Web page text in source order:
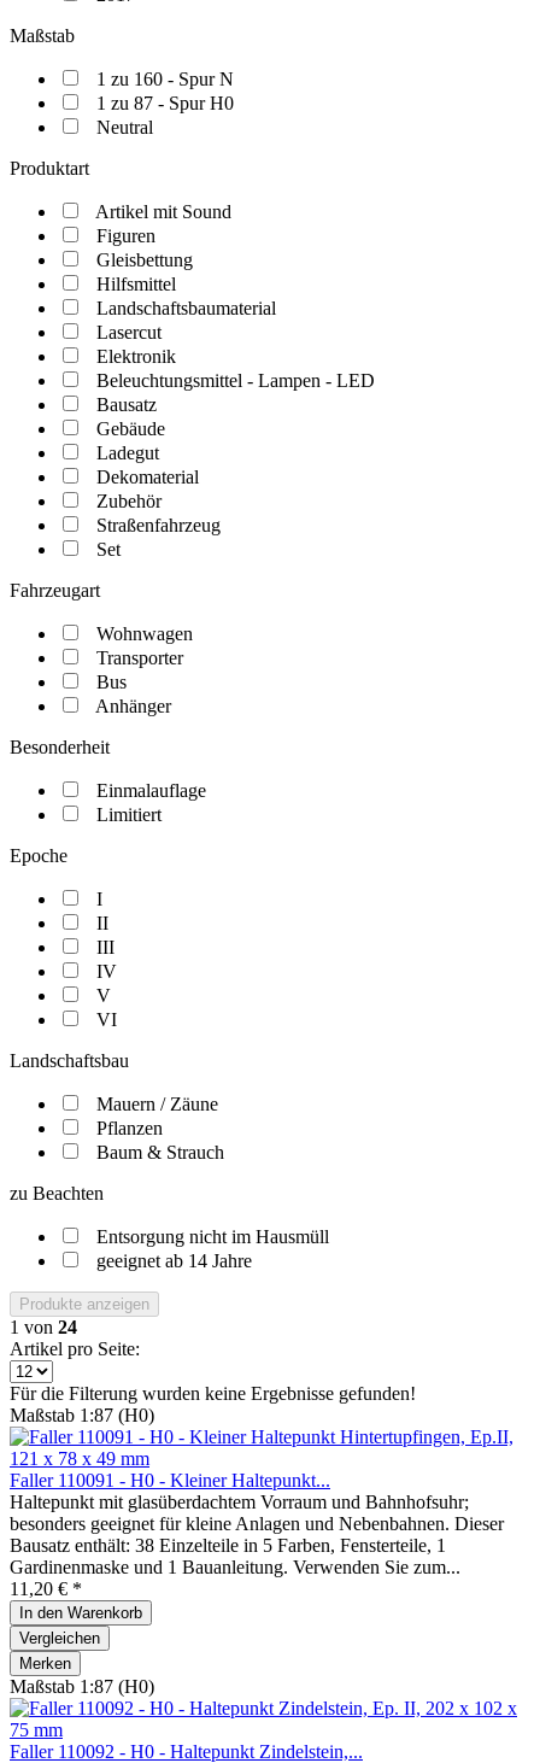
Maßstab
1 zu 160 - Spur N
1 zu 87 - Spur H0
Neutral
Produktart
Artikel mit Sound
Figuren
Gleisbettung
Hilfsmittel
Landschaftsbaumaterial
Lasercut
Elektronik
Beleuchtungsmittel - Lampen - LED
Bausatz
Gebäude
Ladegut
Dekomaterial
Zubehör
Straßenfahrzeug
Set
Fahrzeugart
Wohnwagen
Transporter
Bus
Anhänger
Besonderheit
Einmalauflage
Limitiert
Epoche
I
II
III
IV
V
VI
Landschaftsbau
Mauern / Zäune
Pflanzen
Baum & Strauch
zu Beachten
Entsorgung nicht im Hausmüll
geeignet ab 14 Jahre
Produkte anzeigen
1 von 24
Artikel pro Seite:
Für die Filterung wurden keine Ergebnisse gefunden!
Maßstab 1:87 (H0)
Faller 110091 - H0 - Kleiner Haltepunkt...
Haltepunkt mit glasüberdachtem Vorraum und Bahnhofsuhr;
besonders geeignet für kleine Anlagen und Nebenbahnen. Dieser
Bausatz enthält: 38 Einzelteile in 5 Farben, Fensterteile, 1
Gardinenmaske und 1 Bauanleitung. Verwenden Sie zum...
11,20 € *
In den Warenkorb
Vergleichen
Merken
Maßstab 1:87 (H0)
Faller 110092 - H0 - Haltepunkt Zindelstein,...